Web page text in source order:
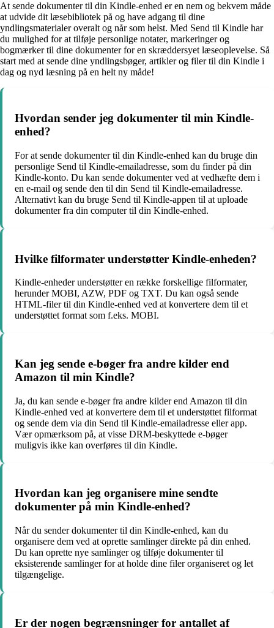
At sende dokumenter til din Kindle-enhed er en nem og bekvem måde
at udvide dit læsebibliotek på og have adgang til dine
yndlingsmaterialer overalt og når som helst. Med Send til Kindle har
du mulighed for at tilføje personlige notater, markeringer og
bogmærker til dine dokumenter for en skræddersyet læseoplevelse. Så
start med at sende dine yndlingsbøger, artikler og filer til din Kindle i
dag og nyd læsning på en helt ny måde!
Hvordan sender jeg dokumenter til min Kindle-
enhed?
For at sende dokumenter til din Kindle-enhed kan du bruge din
personlige Send til Kindle-emailadresse, som du finder på din
Kindle-konto. Du kan sende dokumenter ved at vedhæfte dem i
en e-mail og sende den til din Send til Kindle-emailadresse.
Alternativt kan du bruge Send til Kindle-appen til at uploade
dokumenter fra din computer til din Kindle-enhed.
Hvilke filformater understøtter Kindle-enheden?
Kindle-enheder understøtter en række forskellige filformater,
herunder MOBI, AZW, PDF og TXT. Du kan også sende
HTML-filer til din Kindle-enhed ved at konvertere dem til et
understøttet format som f.eks. MOBI.
Kan jeg sende e-bøger fra andre kilder end
Amazon til min Kindle?
Ja, du kan sende e-bøger fra andre kilder end Amazon til din
Kindle-enhed ved at konvertere dem til et understøttet filformat
og sende dem via din Send til Kindle-emailadresse eller app.
Vær opmærksom på, at visse DRM-beskyttede e-bøger
muligvis ikke kan overføres til din Kindle.
Hvordan kan jeg organisere mine sendte
dokumenter på min Kindle-enhed?
Når du sender dokumenter til din Kindle-enhed, kan du
organisere dem ved at oprette samlinger direkte på din enhed.
Du kan oprette nye samlinger og tilføje dokumenter til
eksisterende samlinger for at holde dine filer organiseret og let
tilgængelige.
Er der nogen begrænsninger for antallet af